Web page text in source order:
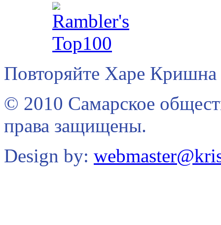
Повторяйте Харе Кришна
© 2010 Самарское
права защищены.
Design by: